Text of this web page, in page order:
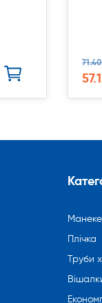
Плічка
Труби